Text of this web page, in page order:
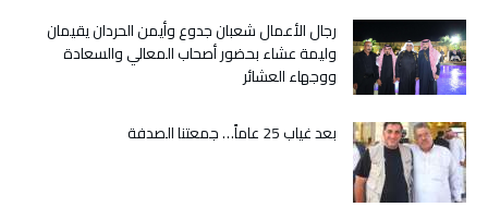
رجال الأعمال شعبان جدوع وأيمن الحردان يقيمان
وليمة عشاء بحضور أصحاب المعالي والسعادة
ووجهاء العشائر
بعد غياب 25 عاماً… جمعتنا الصدفة